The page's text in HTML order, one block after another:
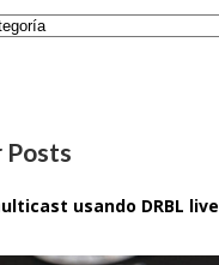
Posts
usando DRBL live